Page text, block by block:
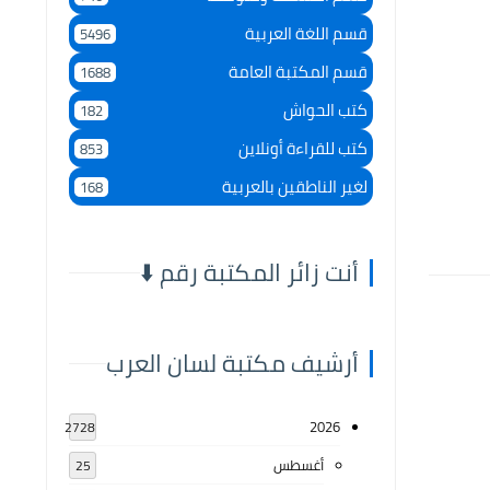
قسم اللغة العربية 5496
قسم المكتبة العامة 1688
كتب الحواش 182
كتب للقراءة أونلاين 853
لغير الناطقين بالعربية 168
أنت زائر المكتبة رقم ⬇️
أرشيف مكتبة لسان العرب
2026
2728
أغسطس 25